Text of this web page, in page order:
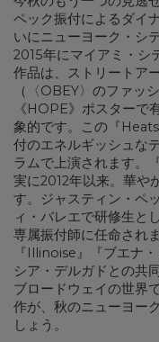
ペック振付によるダイ
いにニューヨーク・シ
2015年にマイアミ・シ
作品は、ストリートア
（〈OBEY〉のファッ
《HOPE》ポスターで
象的です。この『
付のエネルギッシュな
ラムで上演されます。
実に2012年以来。華や
す。ジャスティン・ペ
ィ・バレエで研修生と
専属振付師に任命され
『Illinoise』『ブエナ
シア・デルガドとの共
ブロードウェイの世界
作が、秋のニューヨー
しょう。